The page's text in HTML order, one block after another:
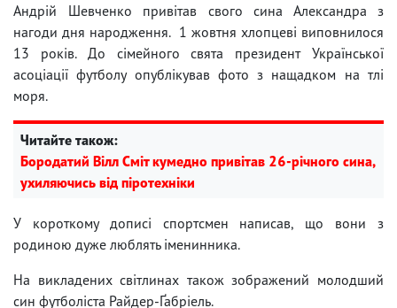
Андрій Шевченко привітав свого сина Александра з
нагоди дня народження. 1 жовтня хлопцеві виповнилося
13 років. До сімейного свята президент Української
асоціації футболу опублікував фото з нащадком на тлі
моря.
Читайте також:
Бородатий Вілл Сміт кумедно привітав 26-річного сина,
ухиляючись від піротехніки
У короткому дописі спортсмен написав, що вони з
родиною дуже люблять іменинника.
На викладених світлинах також зображений молодший
син футболіста Райдер-Ґабріель.